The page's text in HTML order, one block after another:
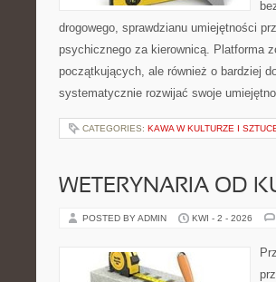
drogowego, sprawdzianu umiejętności
psychicznego za kierownicą. Platforma
początkujących, ale również o bardziej
systematycznie rozwijać swoje
CATEGORIES: KAWA W KULTURZE I
WETERYNARIA OD
POSTED BY ADMIN KWI - 2 - 2026